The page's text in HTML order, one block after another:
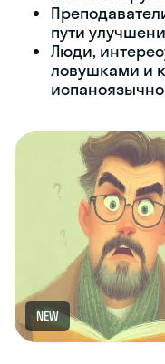
пути
Люди,
ловушками и
NEW